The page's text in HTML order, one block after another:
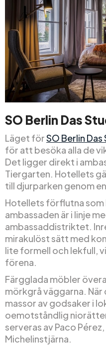
SO Berlin Das
Läget förSO Berlin Das
för att besöka alla de
Det ligger direkt i
Tiergarten. Hotellets
till djurparken genom
Hotellets förflutna som
ambassaden är i linje
ambassaddistriktet.
mirakulöst sätt med
lite formell och lekfull,
förena.
Färgglada möbler
mörkgrå väggarna.
massor av godsaker i
oemotståndlig
serveras av Paco
Michelinstjärna.